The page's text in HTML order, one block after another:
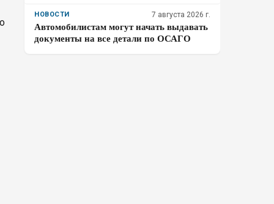
НОВОСТИ 7 августа 2026 г.
Автомобилистам могут начать выдавать
документы на все детали по ОСАГО